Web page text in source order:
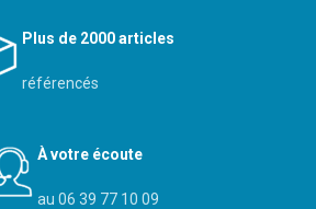
Plus de 2000 articles
référencés
À votre écoute
au 06 39 77 10 09